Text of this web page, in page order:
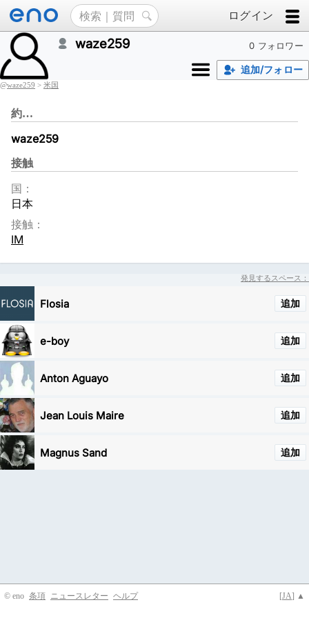
ログイン
0 フォロワー
waze259
追加/フォロー
@waze259 > 米国
約…
waze259
接触
国：
日本
接触：
IM
発見するスペース：
追加
Flosia
追加
e-boy
追加
Anton Aguayo
追加
Jean Louis Maire
追加
Magnus Sand
© eno [JA] ▲
条項 ニュースレター ヘルプ